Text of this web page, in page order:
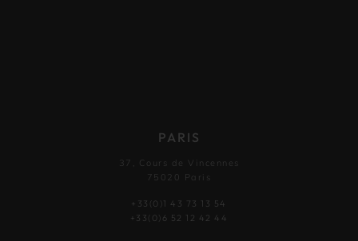
PARIS
37, Cours de Vincennes
75020 Paris
+33(0)1 43 73 13 54
+33(0)6 52 12 42 44